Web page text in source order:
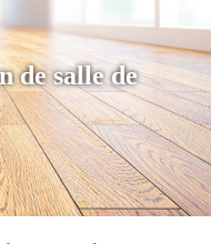
de salle de